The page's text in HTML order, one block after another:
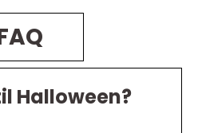
Halloween?